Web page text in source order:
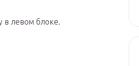
в левом блоке.